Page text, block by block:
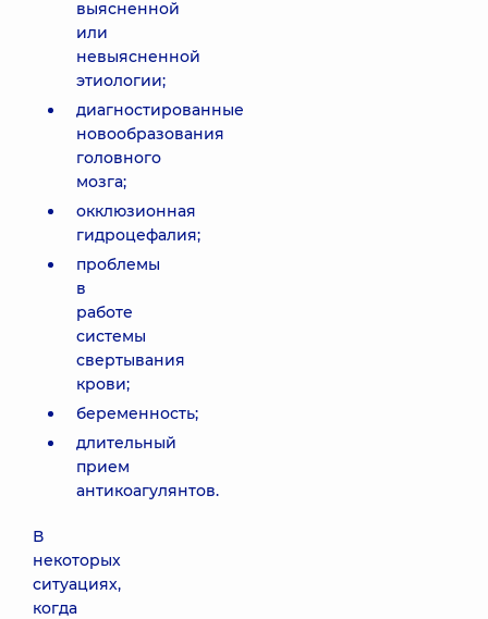
выясненной
или
невыясненной
этиологии;
диагностированные
новообразования
головного
мозга;
окклюзионная
гидроцефалия;
проблемы
в
работе
системы
свертывания
крови;
беременность;
длительный
прием
антикоагулянтов.
В
некоторых
ситуациях,
когда